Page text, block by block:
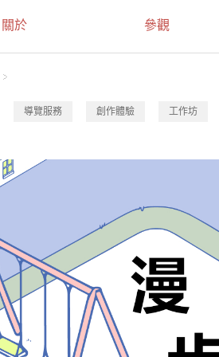
關於
參觀
導覽服務 創作體驗 工作坊